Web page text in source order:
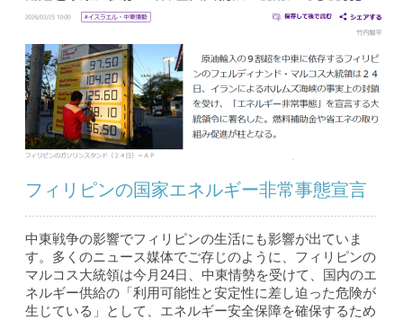
フィリピンの国家エネルギー非常事態宣言
中東戦争の影響でフィリピンの生活にも影響が出ていま
す。多くのニュース媒体でご存じのように、フィリピンの
マルコス大統領は今月24日、中東情勢を受けて、国内のエ
ネルギー供給の「利用可能性と安定性に差し迫った危険が
生じている」として、エネルギー安全保障を確保するため